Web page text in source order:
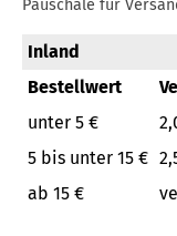
Pauschale für
Inland
Bestellwert
unter 5 €
5 bis unter 15 €
ab 15 €